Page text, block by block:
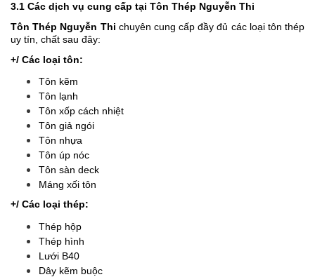
3.1 Các dịch vụ cung cấp tại Tôn Thép Nguyễn Thi
Tôn Thép Nguyễn Thi chuyên cung cấp đầy đủ các loại tôn thép
uy tín, chất sau đây:
+/ Các loại tôn:
Tôn kẽm
Tôn lạnh
Tôn xốp cách nhiệt
Tôn giả ngói
Tôn nhựa
Tôn úp nóc
Tôn sàn deck
Máng xối tôn
+/ Các loại thép:
Thép hộp
Thép hình
Lưới B40
Dây kẽm buộc